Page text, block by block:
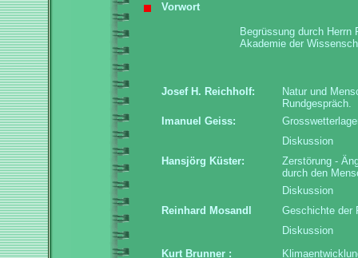
Vorwort
Begrüssung durch
Akademie der
Josef H. Reichholf:
Natur und
Rundgespräch.
Imanuel Geiss:
Diskussion
Hansjörg Küster:
Zerstörung -
durch den
Diskussion
Reinhard Mosandl
Geschichte der
Diskussion
Kurt Brunner :